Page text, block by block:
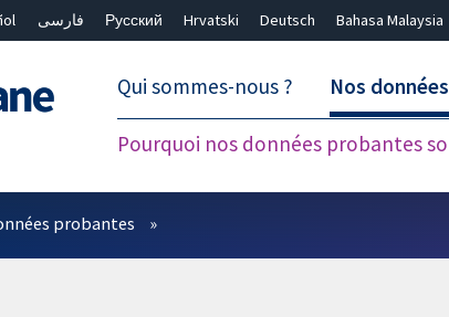
فارسی Русский Hrvatski Deutsch Bahasa Malaysia
Qui sommes-nous ? Nos
Pourquoi nos données probantes
probantes